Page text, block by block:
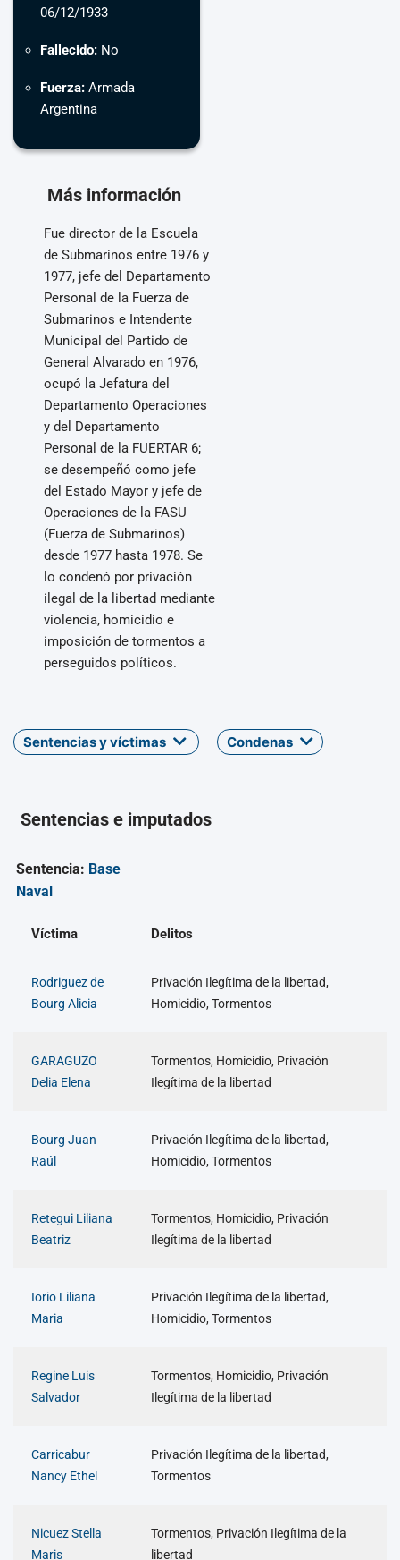
06/12/1933
Fallecido: No
Fuerza: Armada
Argentina
Más información
Fue director de la Escuela
de Submarinos entre 1976 y
1977, jefe del Departamento
Personal de la Fuerza de
Submarinos e Intendente
Municipal del Partido de
General Alvarado en 1976,
ocupó la Jefatura del
Departamento Operaciones
y del Departamento
Personal de la FUERTAR 6;
se desempeñó como jefe
del Estado Mayor y jefe de
Operaciones de la FASU
(Fuerza de Submarinos)
desde 1977 hasta 1978. Se
lo condenó por privación
ilegal de la libertad mediante
violencia, homicidio e
imposición de tormentos a
perseguidos políticos.
Sentencias y víctimas Condenas
Sentencias e imputados
Sentencia: Base
Naval
Víctima Delitos
Rodriguez de
Bourg Alicia
Privación Ilegítima de la libertad,
Homicidio, Tormentos
GARAGUZO
Delia Elena
Tormentos, Homicidio, Privación
Ilegítima de la libertad
Bourg Juan
Raúl
Privación Ilegítima de la libertad,
Homicidio, Tormentos
Retegui Liliana
Beatriz
Tormentos, Homicidio, Privación
Ilegítima de la libertad
Iorio Liliana
Maria
Privación Ilegítima de la libertad,
Homicidio, Tormentos
Regine Luis
Salvador
Tormentos, Homicidio, Privación
Ilegítima de la libertad
Carricabur
Nancy Ethel
Privación Ilegítima de la libertad,
Tormentos
Nicuez Stella
Maris
Tormentos, Privación Ilegítima de la
libertad